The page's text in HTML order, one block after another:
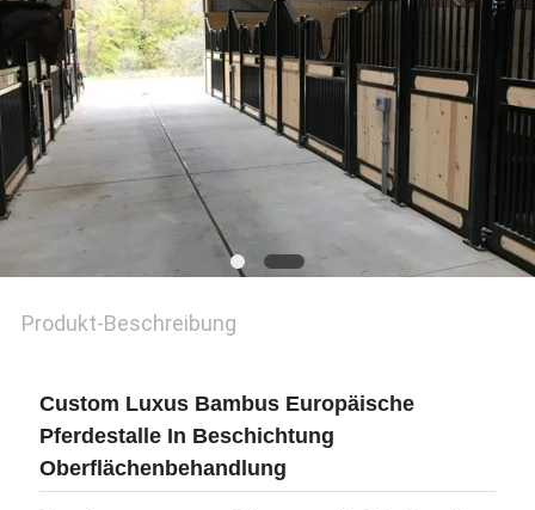
DATENSCHUTZRICHTLINIE
Produkt-Beschreibung
Custom Luxus Bambus Europäische
Pferdestalle In Beschichtung
Oberflächenbehandlung